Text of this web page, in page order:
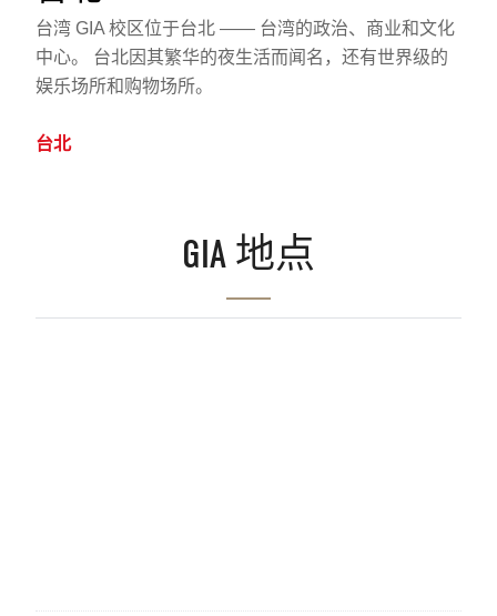
台湾 GIA 校区位于台北 —— 台湾的政治、商业和文化
中心。 台北因其繁华的夜生活而闻名，还有世界级的
娱乐场所和购物场所。
台北
GIA 地点